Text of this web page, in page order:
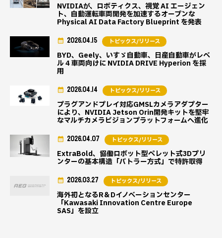
NVIDIAが、ロボティクス、視覚 AI エージェン
ト、自動運転車両開発を加速するオープンな
Physical AI Data Factory Blueprint を発表
BYD、Geely、いすゞ自動車、日産自動車がレベ
ル 4 車両向けに NVIDIA DRIVE Hyperion を採
用
2026.04.15 トピックス/リリース
プラグアンドプレイ対応GMSLカメラアダプター
により、NVIDIA Jetson Orin開発キットを堅牢
なマルチカメラビジョンプラットフォームへ進化
2026.04.14 トピックス/リリース
ExtraBold、協働ロボット型ペレット式3Dプリ
ンターの基本構造「バトラー方式」で特許取得
2026.04.07 トピックス/リリース
海外初となるR＆Dイノベーションセンター
「Kawasaki Innovation Centre Europe
SAS」を設立
2026.03.27 トピックス/リリース